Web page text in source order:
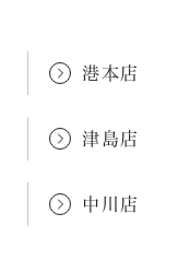
港本店
津島店
中川店